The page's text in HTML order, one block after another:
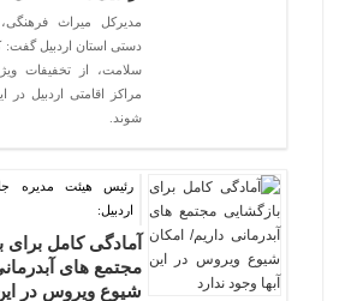
مدیرکل میراث
دستی استان اردبیل گفت:
مراکز اقامتی اردبیل در
شوند.
رئیس هیئت مدیره
اردبیل:
آمادگی کامل برای
مجتمع های
شیوع ویروس در